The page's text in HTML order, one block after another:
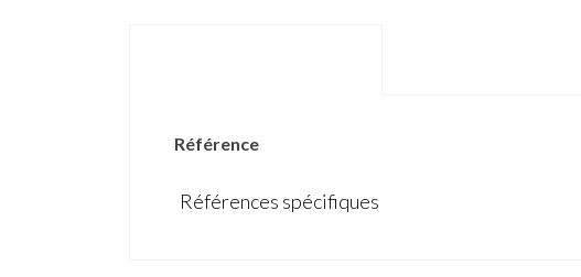
Référence
Références spécifiques